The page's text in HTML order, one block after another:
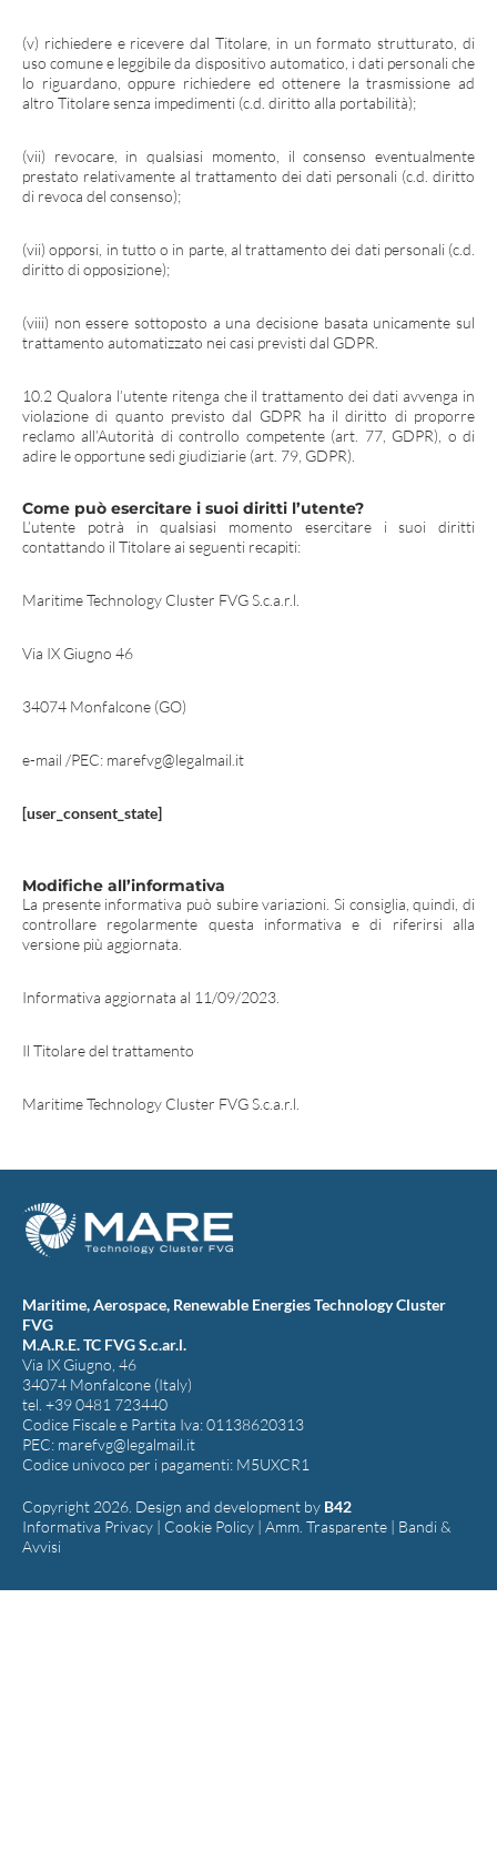
(v) richiedere e ricevere dal Titolare, in un formato strutturato, di
uso comune e leggibile da dispositivo automatico, i dati personali che
lo riguardano, oppure richiedere ed ottenere la trasmissione ad
altro Titolare senza impedimenti (c.d. diritto alla portabilità);
(vii) revocare, in qualsiasi momento, il consenso eventualmente
prestato relativamente al trattamento dei dati personali (c.d. diritto
di revoca del consenso);
(vii) opporsi, in tutto o in parte, al trattamento dei dati personali (c.d.
diritto di opposizione);
(viii) non essere sottoposto a una decisione basata unicamente sul
trattamento automatizzato nei casi previsti dal GDPR.
10.2 Qualora l’utente ritenga che il trattamento dei dati avvenga in
violazione di quanto previsto dal GDPR ha il diritto di proporre
reclamo all’Autorità di controllo competente (art. 77, GDPR), o di
adire le opportune sedi giudiziarie (art. 79, GDPR).
Come può esercitare i suoi diritti l’utente?
L’utente potrà in qualsiasi momento esercitare i suoi diritti
contattando il Titolare ai seguenti recapiti:
Maritime Technology Cluster FVG S.c.a.r.l.
Via IX Giugno 46
34074 Monfalcone (GO)
e-mail /PEC: marefvg@legalmail.it
[user_consent_state]
Modifiche all’informativa
La presente informativa può subire variazioni. Si consiglia, quindi, di
controllare regolarmente questa informativa e di riferirsi alla
versione più aggiornata.
Informativa aggiornata al 11/09/2023.
Il Titolare del trattamento
Maritime Technology Cluster FVG S.c.a.r.l.
Maritime, Aerospace, Renewable Energies Technology Cluster
FVG
M.A.R.E. TC FVG S.c.ar.l.
Via IX Giugno, 46
34074 Monfalcone (Italy)
tel. +39 0481 723440
Codice Fiscale e Partita Iva: 01138620313
PEC: marefvg@legalmail.it
Codice univoco per i pagamenti: M5UXCR1
Copyright 2026. Design and development by B42
Informativa Privacy | Cookie Policy | Amm. Trasparente | Bandi &
Avvisi